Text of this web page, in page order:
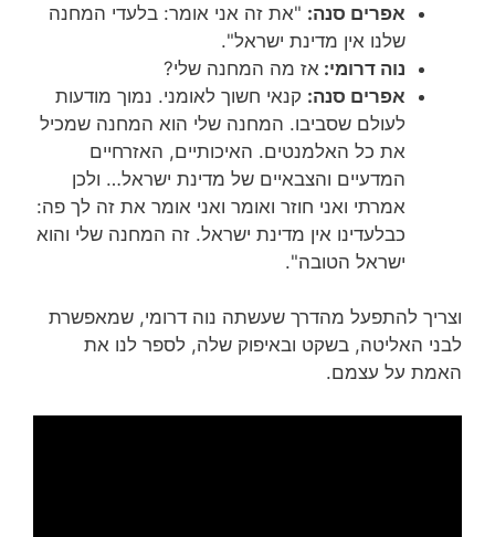
אפרים סנה: "את זה אני אומר: בלעדי המחנה
שלנו אין מדינת ישראל".
נוה דרומי: אז מה המחנה שלי?
אפרים סנה: קנאי חשוך לאומני. נמוך מודעות
לעולם שסביבו. המחנה שלי הוא המחנה שמכיל
את כל האלמנטים. האיכותיים, האזרחיים
המדעיים והצבאיים של מדינת ישראל… ולכן
אמרתי ואני חוזר ואומר ואני אומר את זה לך פה:
כבלעדינו אין מדינת ישראל. זה המחנה שלי והוא
ישראל הטובה".
וצריך להתפעל מהדרך שעשתה נוה דרומי, שמאפשרת
לבני האליטה, בשקט ובאיפוק שלה, לספר לנו את
האמת על עצמם.